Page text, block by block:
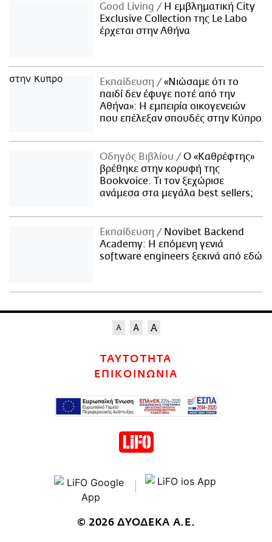
Good Living
Η εμβληματική City
Exclusive Collection της Le Labo
έρχεται στην Αθήνα
Εκπαίδευση
«Νιώσαμε ότι το
παιδί δεν έφυγε ποτέ από την
Αθήνα»: Η εμπειρία οικογενειών
που επέλεξαν σπουδές στην Κύπρο
Οδηγός Βιβλίου
Ο «Καθρέφτης»
βρέθηκε στην κορυφή της
Bookvoice. Τι τον ξεχώρισε
ανάμεσα στα μεγάλα best sellers;
Εκπαίδευση
Novibet Backend
Academy: Η επόμενη γενιά
software engineers ξεκινά από εδώ
ΤΑΥΤΟΤΗΤΑ
ΕΠΙΚΟΙΝΩΝΙΑ
© 2026 ΔΥΟΔΕΚΑ Α.Ε.